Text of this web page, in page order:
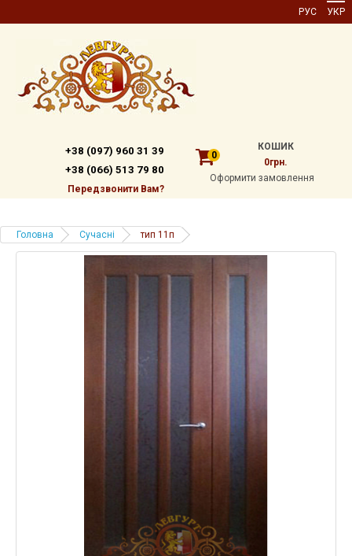
РУС УКР
+38 (097) 960 31 39
+38 (066) 513 79 80
Передзвонити Вам?
0
КОШИК
0грн.
Оформити замовлення
Головна Сучасні тип 11п